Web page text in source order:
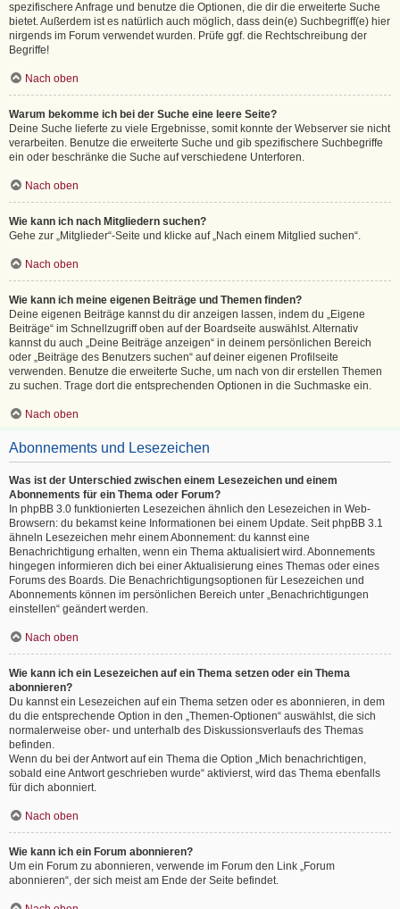
spezifischere Anfrage und benutze die Optionen, die dir die erweiterte Suche
bietet. Außerdem ist es natürlich auch möglich, dass dein(e) Suchbegriff(e) hier
nirgends im Forum verwendet wurden. Prüfe ggf. die Rechtschreibung der
Begriffe!
Nach oben
Warum bekomme ich bei der Suche eine leere Seite?
Deine Suche lieferte zu viele Ergebnisse, somit konnte der Webserver sie nicht
verarbeiten. Benutze die erweiterte Suche und gib spezifischere Suchbegriffe
ein oder beschränke die Suche auf verschiedene Unterforen.
Nach oben
Wie kann ich nach Mitgliedern suchen?
Gehe zur „Mitglieder“-Seite und klicke auf „Nach einem Mitglied suchen“.
Nach oben
Wie kann ich meine eigenen Beiträge und Themen finden?
Deine eigenen Beiträge kannst du dir anzeigen lassen, indem du „Eigene
Beiträge“ im Schnellzugriff oben auf der Boardseite auswählst. Alternativ
kannst du auch „Deine Beiträge anzeigen“ in deinem persönlichen Bereich
oder „Beiträge des Benutzers suchen“ auf deiner eigenen Profilseite
verwenden. Benutze die erweiterte Suche, um nach von dir erstellen Themen
zu suchen. Trage dort die entsprechenden Optionen in die Suchmaske ein.
Nach oben
Abonnements und Lesezeichen
Was ist der Unterschied zwischen einem Lesezeichen und einem
Abonnements für ein Thema oder Forum?
In phpBB 3.0 funktionierten Lesezeichen ähnlich den Lesezeichen in Web-
Browsern: du bekamst keine Informationen bei einem Update. Seit phpBB 3.1
ähneln Lesezeichen mehr einem Abonnement: du kannst eine
Benachrichtigung erhalten, wenn ein Thema aktualisiert wird. Abonnements
hingegen informieren dich bei einer Aktualisierung eines Themas oder eines
Forums des Boards. Die Benachrichtigungsoptionen für Lesezeichen und
Abonnements können im persönlichen Bereich unter „Benachrichtigungen
einstellen“ geändert werden.
Nach oben
Wie kann ich ein Lesezeichen auf ein Thema setzen oder ein Thema
abonnieren?
Du kannst ein Lesezeichen auf ein Thema setzen oder es abonnieren, in dem
du die entsprechende Option in den „Themen-Optionen“ auswählst, die sich
normalerweise ober- und unterhalb des Diskussionsverlaufs des Themas
befinden.
Wenn du bei der Antwort auf ein Thema die Option „Mich benachrichtigen,
sobald eine Antwort geschrieben wurde“ aktivierst, wird das Thema ebenfalls
für dich abonniert.
Nach oben
Wie kann ich ein Forum abonnieren?
Um ein Forum zu abonnieren, verwende im Forum den Link „Forum
abonnieren“, der sich meist am Ende der Seite befindet.